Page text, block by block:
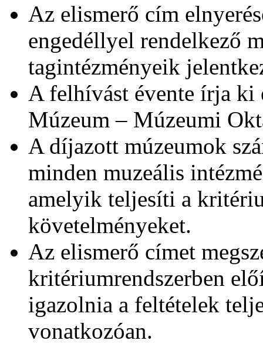
Az elismerő cím
engedéllyel rendelkező
tagintézményeik
A felhívást évente írja ki
Múzeum – Múzeumi
A díjazott múzeumok
minden muzeális
amelyik teljesíti a
követelményeket.
Az elismerő címet
kritériumrendszerben
igazolnia a feltételek
vonatkozóan.